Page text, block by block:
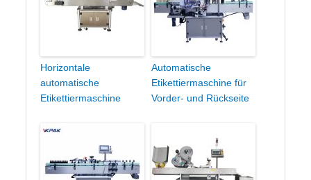
Horizontale
automatische
Etikettiermaschine
Automatische
Etikettiermaschine für
Vorder- und Rückseite